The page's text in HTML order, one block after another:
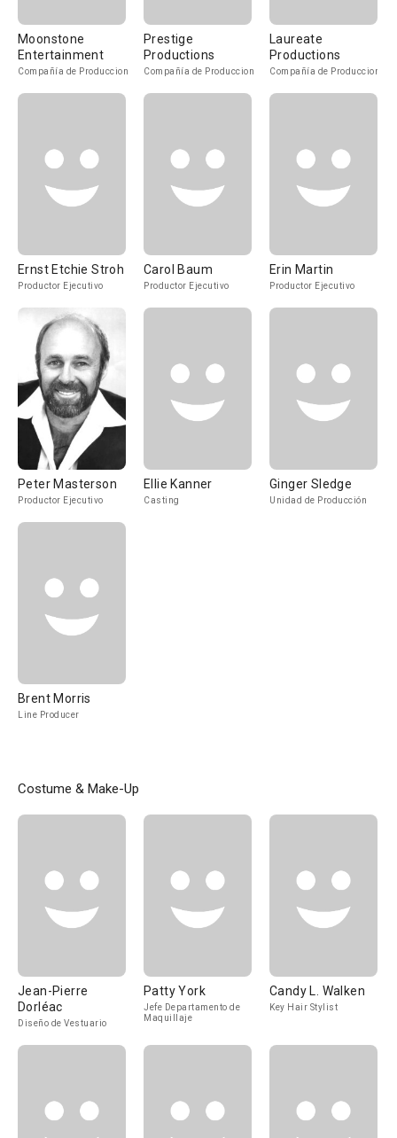
Moonstone
Entertainment
Compañía de Produccion
Prestige
Productions
Compañía de Produccion
Laureate
Productions
Compañía de Produccion
Ernst Etchie Stroh
Productor Ejecutivo
Carol Baum
Productor Ejecutivo
Erin Martin
Productor Ejecutivo
Peter Masterson
Productor Ejecutivo
Ellie Kanner
Casting
Ginger Sledge
Unidad de Producción
Brent Morris
Line Producer
Costume & Make-Up
Jean-Pierre
Dorléac
Diseño de Vestuario
Patty York
Jefe Departamento de
Maquillaje
Candy L. Walken
Key Hair Stylist